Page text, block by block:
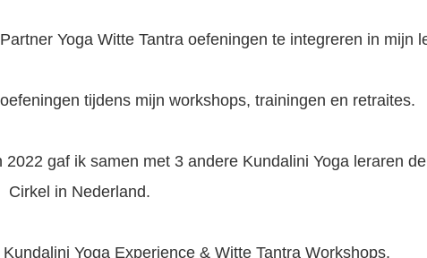
Yoga Witte Tantra oefeningen te integreren in mijn
tijdens mijn workshops, trainingen en retraites.
gaf ik samen met 3 andere Kundalini Yoga leraren
Cirkel in Nederland.
Yoga Experience & Witte Tantra Workshops.